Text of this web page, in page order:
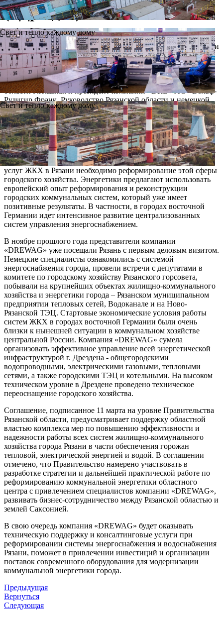
Свет и тепло каждому дому
Свет и тепло каждому дому
(г.Дрезден)
В Правительстве Рязанской области 11 марта состоялось
подписание соглашения, которое определило основные цели и
направления сотрудничества между Рязанской областью и
крупнейшим оператором на рынке жилищно- коммунальных
услуг восточной Германии – компанией «DREWAG»
(г.Дрезден). Соглашение подписали губернатор Рязанской
области Г.И.Шпак и президент компании «DREWAG» Вольф-
Рудигир Франк. Руководство Рязанской области и немецкой
компании подробно обсудили перспективы сотрудничества в
целях повышения эффективности тепло-, водо- и
электроснабжения населения и промышленных потребителей
Рязани.
По оценкам руководства Ново-Рязанской ТЭЦ, которое также
принимало участие в переговорах, для повышения качества
услуг ЖКХ в Рязани необходимо реформирование этой сферы
городского хозяйства. Энергетики предлагают использовать
европейский опыт реформирования и реконструкции
городских коммунальных систем, который уже имеет
позитивные результаты. В частности, в городах восточной
Германии идет интенсивное развитие централизованных
систем управления энергоснабжением.
В ноябре прошлого года представители компании
«DREWAG» уже посещали Рязань с первым деловым визитом.
Немецкие специалисты ознакомились с системой
энергоснабжения города, провели встречи с депутатами в
комитете по городскому хозяйству Рязанского горсовета,
побывали на крупнейших объектах жилищно-коммунального
хозяйства и энергетики города – Рязанском муниципальном
предприятии тепловых сетей, Водоканале и на Ново-
Рязанской ТЭЦ. Стартовые экономические условия работы
систем ЖКХ в городах восточной Германии были очень
близки к нынешней ситуации в коммунальном хозяйстве
центральной России. Компания «DREWAG» сумела
организовать эффективное управление всей энергетической
инфраструктурой г. Дрездена - общегородскими
водопроводными, электрическими газовыми, тепловыми
сетями, а также городскими ТЭЦ и котельными. На высоком
техническом уровне в Дрездене проведено техническое
переоснащение городского хозяйства.
Соглашение, подписанное 11 марта на уровне Правительства
Рязанской области, предусматривает поддержку областной
властью комплекса мер по повышению эффективности и
надежности работы всех систем жилищно-коммунального
хозяйства города Рязани в части обеспечения горожан
тепловой, электрической энергией и водой. В соглашении
отмечено, что Правительство намерено участвовать в
разработке стратегии и дальнейшей практической работе по
реформированию коммунальной энергетики областного
центра с привлечением специалистов компании «DREWAG»,
развивать бизнес-сотрудничество между Рязанской областью и
землей Саксонией.
В свою очередь компания «DREWAG» будет оказывать
техническую поддержку и консалтинговые услуги при
реформировании системы энергоснабжения и водоснабжения
Рязани, поможет в привлечении инвестиций и организации
поставок современного оборудования для модернизации
коммунальной энергетики города.
Предыдущая
Вернуться
Следующая